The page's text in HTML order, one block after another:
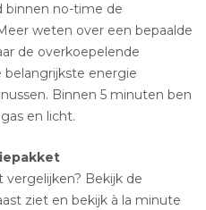
binnen no-time de
weten over een bepaalde
de overkoepelende
energie
Binnen 5 minuten ben
en licht.
Bekijk de
ziet en bekijk à la minute